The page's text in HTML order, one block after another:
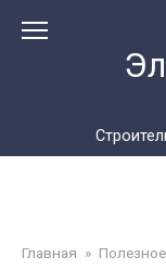
Главная » Полезное